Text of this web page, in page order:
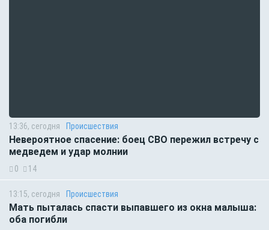
13:36, сегодня Происшествия
Невероятное спасение: боец СВО пережил встречу с
медведем и удар молнии
0 14
13:15, сегодня Происшествия
Мать пыталась спасти выпавшего из окна малыша:
оба погибли